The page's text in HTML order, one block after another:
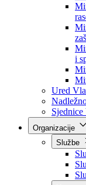
i
Ured
Sjednice
Službe